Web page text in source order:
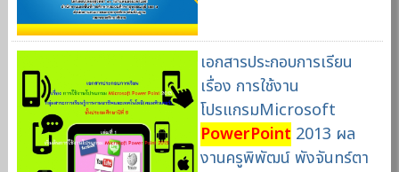
เอกสารประกอบการเรียน
เรื่อง การใช้งาน
โปรแกรมMicrosoft
PowerPoint 2013 ผล
งานครูพิพัฒน์ พังจันทร์ตา